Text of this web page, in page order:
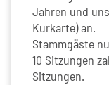
Jahren und
Kurkarte) an.
Stammgäste
10 Sitzungen
Sitzungen.